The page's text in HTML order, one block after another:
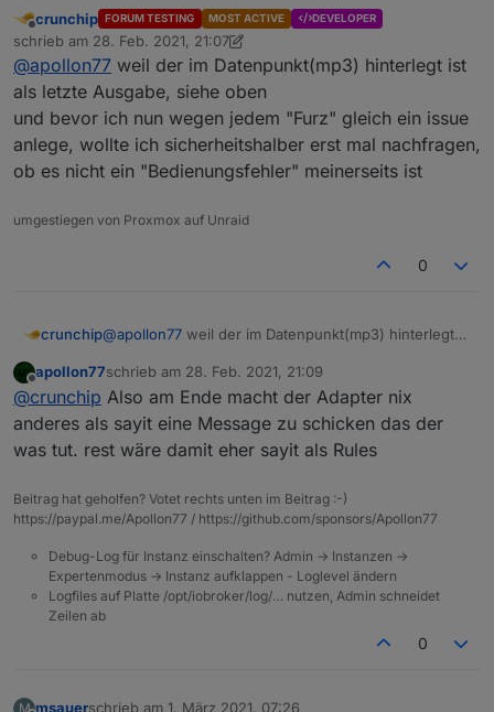
Offline
crunchip FORUM TESTING MOST ACTIVE DEVELOPER
schrieb am 28. Feb. 2021, 21:07
zuletzt editiert von crunchip
@apollon77 weil der im Datenpunkt(mp3) hinterlegt ist
als letzte Ausgabe, siehe oben
und bevor ich nun wegen jedem "Furz" gleich ein issue
anlege, wollte ich sicherheitshalber erst mal nachfragen,
ob es nicht ein "Bedienungsfehler" meinerseits ist
umgestiegen von Proxmox auf Unraid
0
crunchip@apollon77 weil der im Datenpunkt(mp3) hinterlegt
und bevor ich nun wegen jedem "Furz" gleich ein
issue anlege, wollte ich sicherheitshalber erst mal
nachfragen, ob es nicht ein "Bedienungsfehler"
meinerseits ist
apollon77schrieb am 28. Feb. 2021, 21:09
zuletzt editiert von
@crunchip Also am Ende macht der Adapter nix
anderes als sayit eine Message zu schicken das der
was tut. rest wäre damit eher sayit als Rules
Beitrag hat geholfen? Votet rechts unten im Beitrag :-)
https://paypal.me/Apollon77 / https://github.com/sponsors/Apollon77
Debug-Log für Instanz einschalten? Admin -> Instanzen ->
Expertenmodus -> Instanz aufklappen - Loglevel ändern
Logfiles auf Platte /opt/iobroker/log/… nutzen, Admin schneidet
Zeilen ab
0
M msauerschrieb am 1. März 2021, 07:26